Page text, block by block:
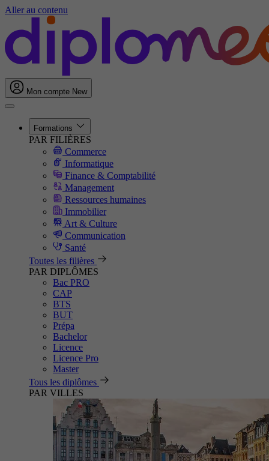
Aller au contenu
Mon compte New
Formations
PAR FILIÈRES
Commerce
Informatique
Finance & Comptabilité
Management
Ressources humaines
Immobilier
Art & Culture
Communication
Santé
Toutes les filières
PAR DIPLÔMES
Bac PRO
CAP
BTS
BUT
Prépa
Bachelor
Licence
Licence Pro
Master
Tous les diplômes
PAR VILLES